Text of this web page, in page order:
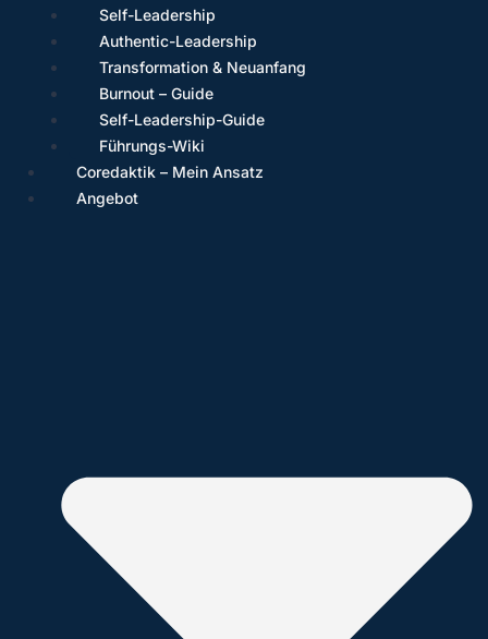
Self-Leadership
Authentic-Leadership
Transformation & Neuanfang
Burnout – Guide
Self-Leadership-Guide
Führungs-Wiki
Coredaktik – Mein Ansatz
Angebot